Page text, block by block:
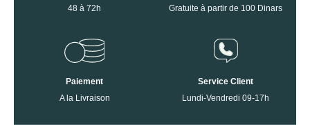
48 à 72h
Gratuite à partir de 100 Dinars
Paiement
A la Livraison
Service Client
Lundi-Vendredi 09-17h